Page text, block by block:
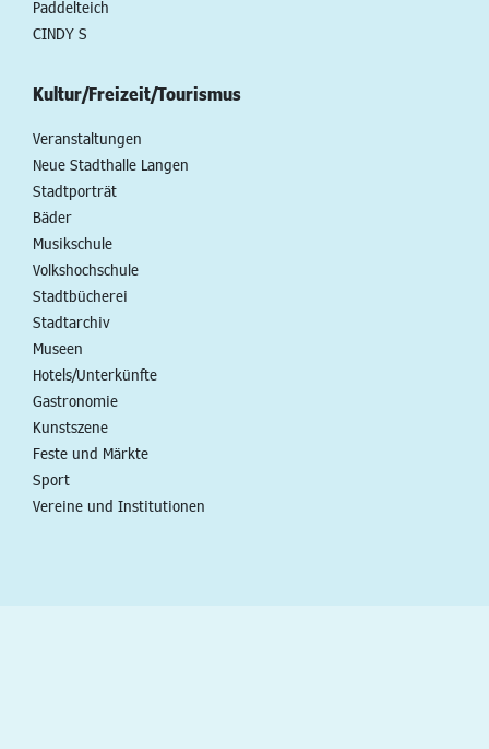
Paddelteich
CINDY S
Kultur/Freizeit/Tourismus
Veranstaltungen
Neue Stadthalle Langen
Stadtporträt
Bäder
Musikschule
Volkshochschule
Stadtbücherei
Stadtarchiv
Museen
Hotels/Unterkünfte
Gastronomie
Kunstszene
Feste und Märkte
Sport
Vereine und Institutionen